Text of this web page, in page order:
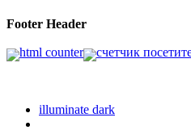
Footer Header
illuminate dark